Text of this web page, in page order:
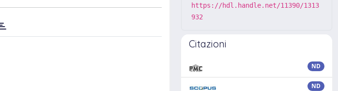
https://hdl.handle.net/11390/1313
932
Citazioni
ND
ND